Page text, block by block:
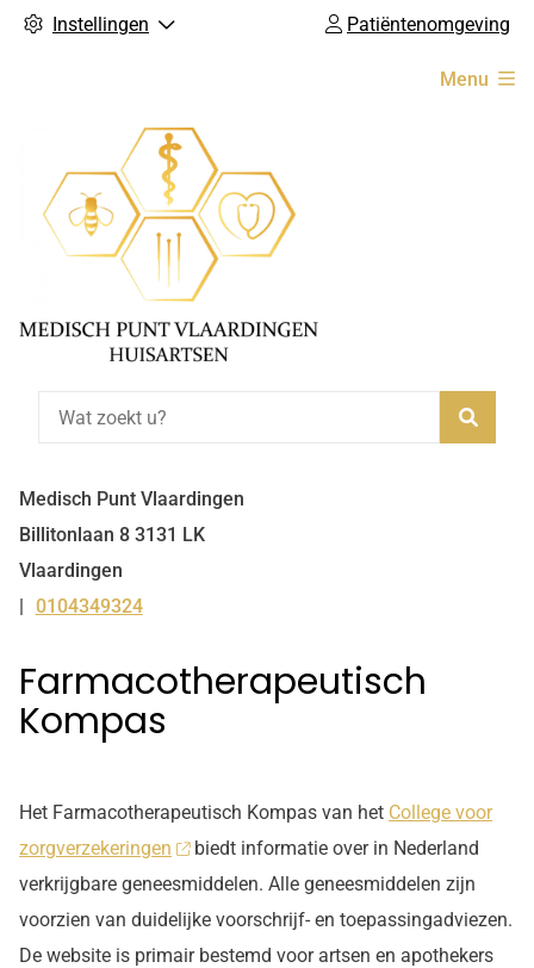
Instellingen Patiëntenomgeving
Menu
Medisch Punt Vlaardingen
Billitonlaan 8 3131 LK
Vlaardingen
Tel:
0104349324
Farmacotherapeutisch
Kompas
Het Farmacotherapeutisch Kompas van het College voor
zorgverzekeringen
biedt informatie over in Nederland
verkrijgbare geneesmiddelen. Alle geneesmiddelen zijn
voorzien van duidelijke voorschrijf- en toepassingadviezen.
De website is primair bestemd voor artsen en apothekers